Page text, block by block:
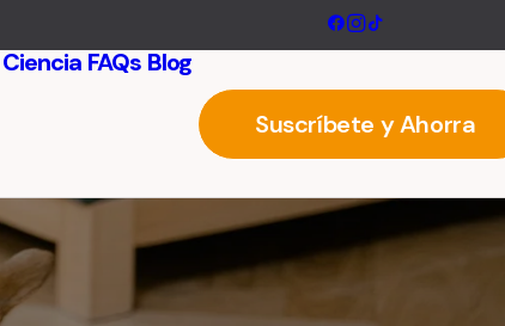
Ciencia FAQs Blog
Suscríbete y Ahorra